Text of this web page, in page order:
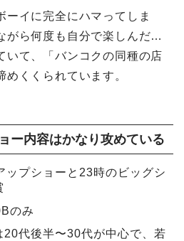
ーイに完全にハマってしま
がら何度も自分で楽しんだ…
いて、「バンコクの同種の店
くくられています。
ー内容はかなり攻めている
ップショーと23時のビッグシ
のみ
20代後半〜30代が中心で、若